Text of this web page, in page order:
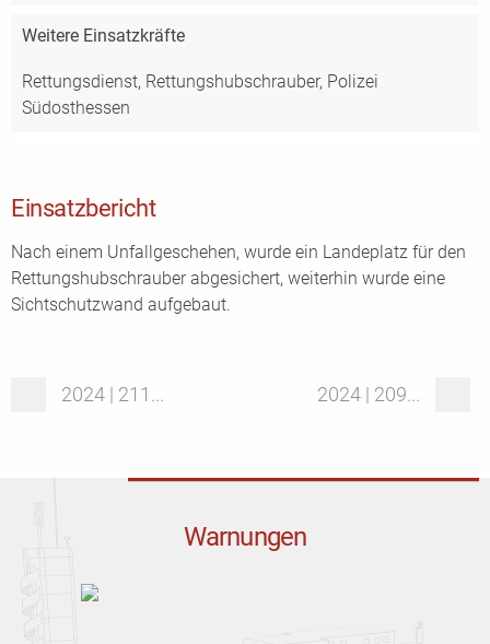
Weitere Einsatzkräfte
Rettungsdienst, Rettungshubschrauber, Polizei
Südosthessen
Einsatzbericht
Nach einem Unfallgeschehen, wurde ein Landeplatz für den
Rettungshubschrauber abgesichert, weiterhin wurde eine
Sichtschutzwand aufgebaut.
2024 | 211... 2024 | 209...
Warnungen